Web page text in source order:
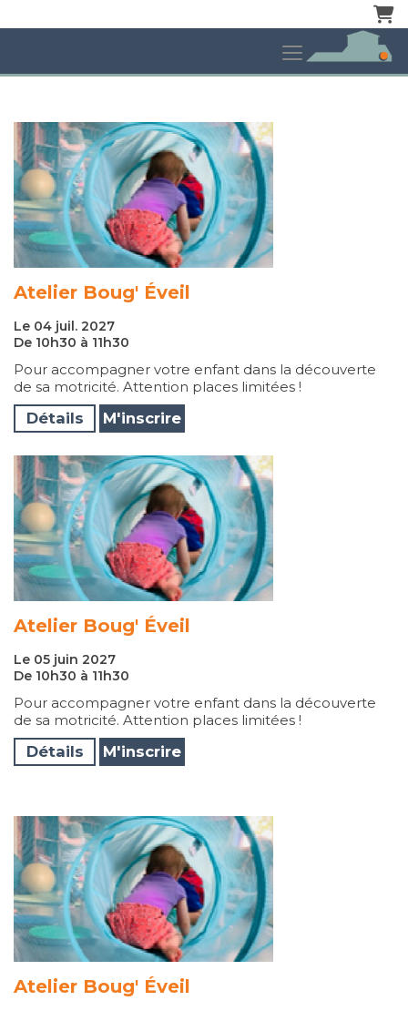
Atelier Boug' Éveil
Le 04 juil. 2027
De 10h30 à 11h30
Pour accompagner votre enfant dans la découverte
de sa motricité. Attention places limitées !
Détails M'inscrire
Atelier Boug' Éveil
Le 05 juin 2027
De 10h30 à 11h30
Pour accompagner votre enfant dans la découverte
de sa motricité. Attention places limitées !
Détails M'inscrire
Atelier Boug' Éveil